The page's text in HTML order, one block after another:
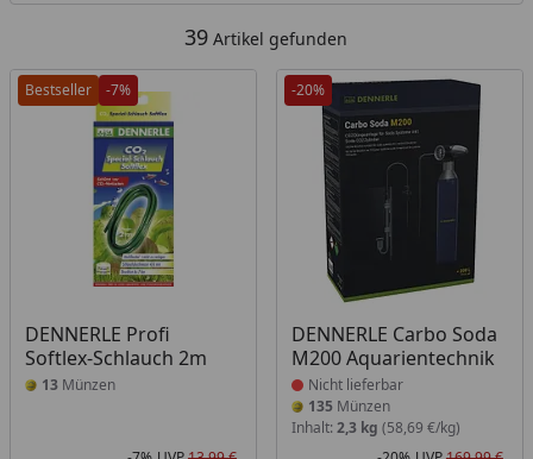
39 Artikel gefunden
Bestseller -7%
DENNERLE Profi
Softlex-Schlauch 2m
13 Münzen
-20%
DENNERLE Carbo Soda
M200 Aquarientechnik
Produkt nicht lieferbar
Nicht lieferbar
135 Münzen
Inhalt: 2,3 kg (58,69 €/kg)